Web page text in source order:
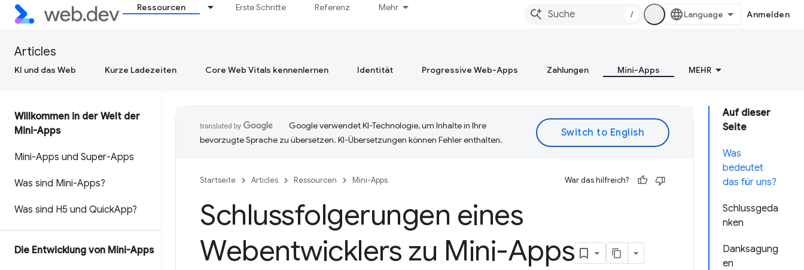
Ressourcen Erste Schritte Referenz Mehr
/ Anmelden
Articles
KI und das Web Kurze Ladezeiten Core Web Vitals kennenlernen Identität Progressive Web-Apps Zahlungen Mini-Apps MEHR
Willkommen in der Welt der
Mini-Apps
Mini-Apps und Super-Apps
Was sind Mini-Apps?
Was sind H5 und QuickApp?
Die Entwicklung von Mini-Apps
Auf dieser
Seite
Was
bedeutet
das für uns?
Schlussgeda
nken
Danksagung
en
Google verwendet KI-Technologie, um Inhalte in Ihre
bevorzugte Sprache zu übersetzen. KI-Übersetzungen können Fehler enthalten.
Startseite Articles Ressourcen Mini-Apps War das hilfreich?
Schlussfolgerungen eines
Webentwicklers zu Mini-Apps